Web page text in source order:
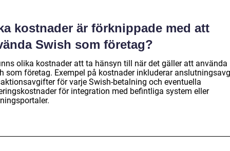
kostnader är förknippade med att
Swish som företag?
olika kostnader att ta hänsyn till när det gäller att använda
som företag. Exempel på kostnader inkluderar
för varje Swish-betalning och eventuella
för integration med befintliga system eller